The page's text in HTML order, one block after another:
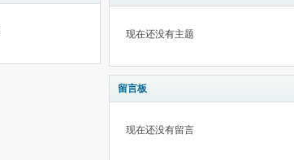
现在还没有主题
留言板
现在还没有留言